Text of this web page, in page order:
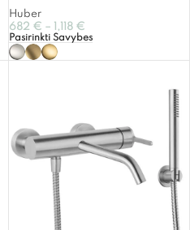
Huber
682 € – 1,118 €
Pasirinkti Savybes